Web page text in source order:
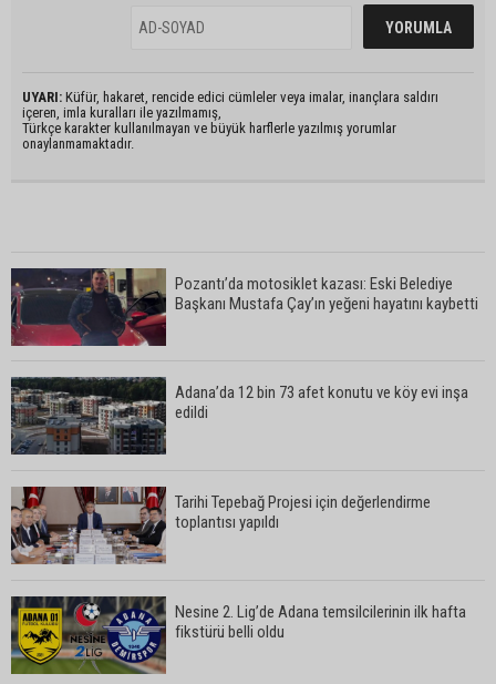
UYARI: Küfür, hakaret, rencide edici cümleler veya imalar, inançlara saldırı
içeren, imla kuralları ile yazılmamış,
Türkçe karakter kullanılmayan ve büyük harflerle yazılmış yorumlar
onaylanmamaktadır.
Pozantı’da motosiklet kazası: Eski Belediye
Başkanı Mustafa Çay’ın yeğeni hayatını kaybetti
Adana’da 12 bin 73 afet konutu ve köy evi inşa
edildi
Tarihi Tepebağ Projesi için değerlendirme
toplantısı yapıldı
Nesine 2. Lig’de Adana temsilcilerinin ilk hafta
fikstürü belli oldu